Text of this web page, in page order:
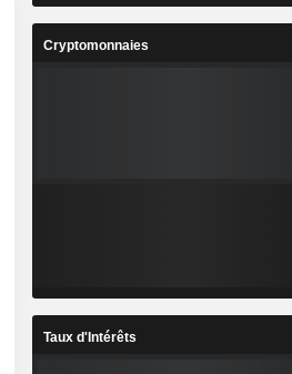
Cryptomonnaies
Taux d'Intérêts